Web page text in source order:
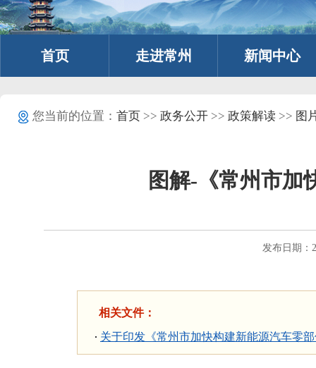
首页 走进常州 新闻中心
您当前的位置： 首页>> 政务公开>> 政策解读>> 图
图解-《常州市加
发布日期：
相关文件：
关于印发《常州市加快构建新能源汽车零